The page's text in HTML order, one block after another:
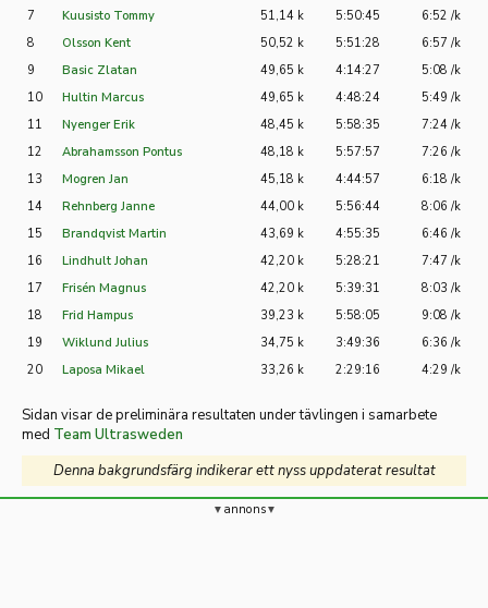
7
Kuusisto Tommy 51,14 k 5:50:45
6:52 /k
8
Olsson Kent 50,52 k 5:51:28
6:57 /k
9
Basic Zlatan 49,65 k 4:14:27
5:08 /k
10
Hultin Marcus 49,65 k 4:48:24
5:49 /k
11
Nyenger Erik 48,45 k 5:58:35
7:24 /k
12
Abrahamsson Pontus 48,18 k 5:57:57
7:26 /k
13
Mogren Jan 45,18 k 4:44:57
6:18 /k
14
Rehnberg Janne 44,00 k 5:56:44
8:06 /k
15
Brandqvist Martin 43,69 k 4:55:35
6:46 /k
16
Lindhult Johan 42,20 k 5:28:21
7:47 /k
17
Frisén Magnus 42,20 k 5:39:31
8:03 /k
18
Frid Hampus 39,23 k 5:58:05
9:08 /k
19
Wiklund Julius 34,75 k 3:49:36
6:36 /k
20
Laposa Mikael 33,26 k 2:29:16 4:29 /k
Sidan visar de preliminära resultaten under tävlingen i samarbete
med Team Ultrasweden
Denna bakgrundsfärg indikerar ett nyss uppdaterat resultat
annons